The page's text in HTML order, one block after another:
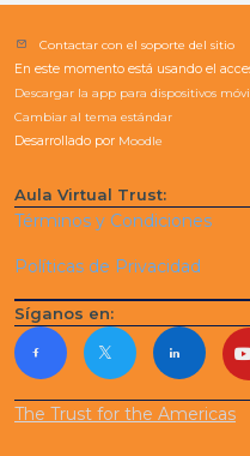
Contactar con el soporte del sitio
En este momento está usando el
Descargar la app para dispositivos
Cambiar al tema estándar
Desarrollado por Moodle
Aula Virtual Trust:
Términos y Condiciones
Políticas de Privacidad
Síganos en:
The Trust for the Americas